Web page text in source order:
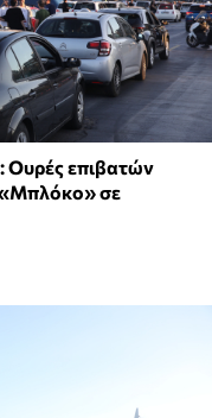
Ουρές επιβατών
«Μπλόκο» σε